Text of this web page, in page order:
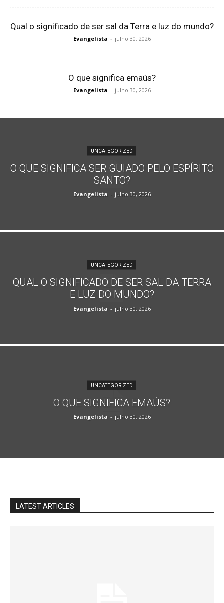
Qual o significado de ser sal da Terra e luz do mundo?
Evangelista - julho 30, 2026
O que significa emaús?
Evangelista - julho 30, 2026
UNCATEGORIZED
O QUE SIGNIFICA SER GUIADO PELO ESPÍRITO
SANTO?
Evangelista - julho 30, 2026
UNCATEGORIZED
QUAL O SIGNIFICADO DE SER SAL DA TERRA
E LUZ DO MUNDO?
Evangelista - julho 30, 2026
UNCATEGORIZED
O QUE SIGNIFICA EMAÚS?
Evangelista - julho 30, 2026
LATEST ARTICLES